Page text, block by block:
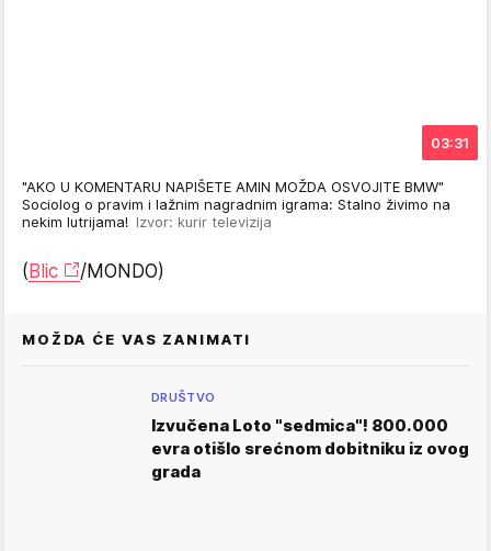
03:31
"AKO U KOMENTARU NAPIŠETE AMIN MOŽDA OSVOJITE BMW"
Sociolog o pravim i lažnim nagradnim igrama: Stalno živimo na
nekim lutrijama! Izvor: kurir televizija
( Blic /MONDO)
MOŽDA ĆE VAS ZANIMATI
DRUŠTVO
Izvučena Loto "sedmica"! 800.000
evra otišlo srećnom dobitniku iz ovog
grada